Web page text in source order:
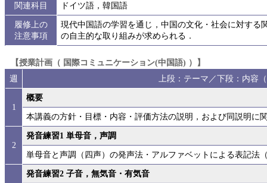
関連科目
ドイツ語，韓国語
履修上の
注意事項
現代中国語の学習を通じ，中国の文化・社会に対す
の自主的な取り組みが求められる．
【授業計画（ 国際コミュニケーション(中国語) ）】
週
上段：テーマ／下段：内容
1
概要
本講義の方針・目標・内容・評価方法の説明，および同説明に
2
発音練習1 単母音，声調
単母音と声調（四声）の発声法・アルファベットによる表記法
発音練習2 子音，無気音・有気音